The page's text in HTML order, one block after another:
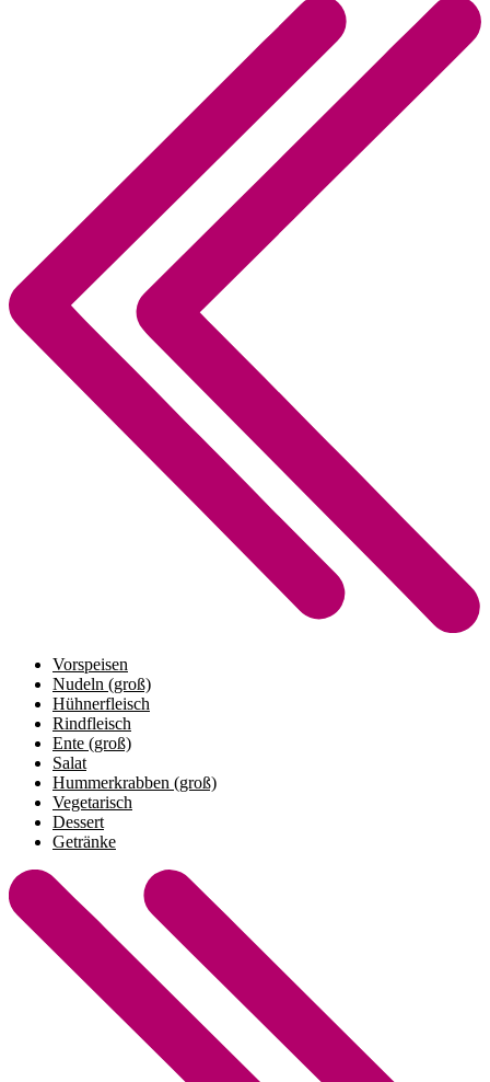
Vorspeisen
Nudeln (groß)
Hühnerfleisch
Rindfleisch
Ente (groß)
Salat
Hummerkrabben (groß)
Vegetarisch
Dessert
Getränke